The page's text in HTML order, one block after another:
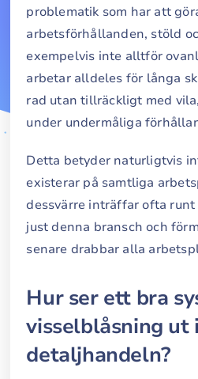
problematik som har att
arbetsförhållanden, stöld
exempelvis inte alltför
arbetar alldeles för långa
rad utan tillräckligt med
under undermåliga
Detta betyder naturligtvis
existerar på samtliga
dessvärre inträffar ofta
just denna bransch och
senare drabbar alla
Hur ser ett bra
visselblåsning ut
detaljhandeln?